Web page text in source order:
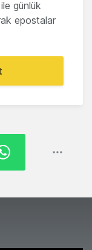
günlük
epostalar